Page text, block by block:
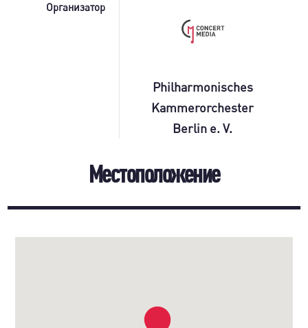
Организатор
Philharmonisches
Kammerorchester
Berlin e. V.
Местоположение